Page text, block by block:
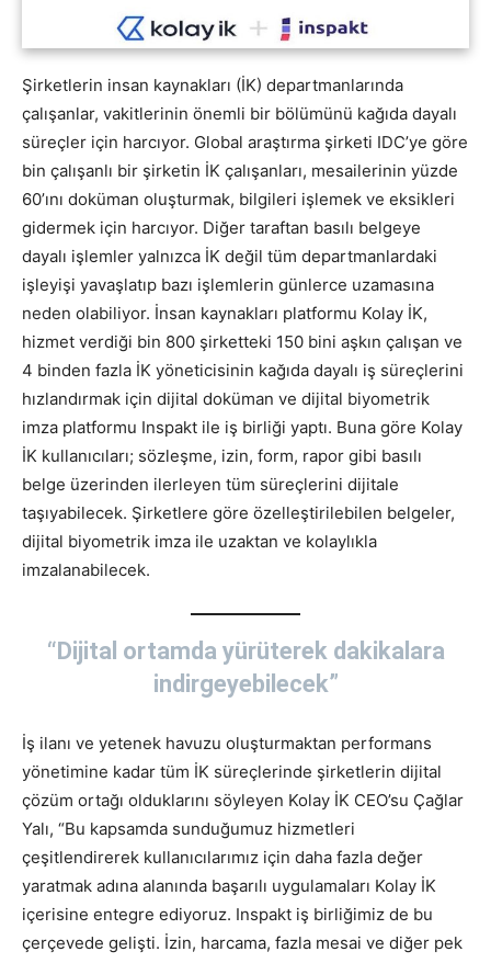
Şirketlerin insan kaynakları (İK) departmanlarında
çalışanlar, vakitlerinin önemli bir bölümünü kağıda dayalı
süreçler için harcıyor. Global araştırma şirketi IDC’ye göre
bin çalışanlı bir şirketin İK çalışanları, mesailerinin yüzde
60’ını doküman oluşturmak, bilgileri işlemek ve eksikleri
gidermek için harcıyor. Diğer taraftan basılı belgeye
dayalı işlemler yalnızca İK değil tüm departmanlardaki
işleyişi yavaşlatıp bazı işlemlerin günlerce uzamasına
neden olabiliyor. İnsan kaynakları platformu Kolay İK,
hizmet verdiği bin 800 şirketteki 150 bini aşkın çalışan ve
4 binden fazla İK yöneticisinin kağıda dayalı iş süreçlerini
hızlandırmak için dijital doküman ve dijital biyometrik
imza platformu Inspakt ile iş birliği yaptı. Buna göre Kolay
İK kullanıcıları; sözleşme, izin, form, rapor gibi basılı
belge üzerinden ilerleyen tüm süreçlerini dijitale
taşıyabilecek. Şirketlere göre özelleştirilebilen belgeler,
dijital biyometrik imza ile uzaktan ve kolaylıkla
imzalanabilecek.
“Dijital ortamda yürüterek dakikalara
indirgeyebilecek”
İş ilanı ve yetenek havuzu oluşturmaktan performans
yönetimine kadar tüm İK süreçlerinde şirketlerin dijital
çözüm ortağı olduklarını söyleyen Kolay İK CEO’su Çağlar
Yalı, “Bu kapsamda sunduğumuz hizmetleri
çeşitlendirerek kullanıcılarımız için daha fazla değer
yaratmak adına alanında başarılı uygulamaları Kolay İK
içerisine entegre ediyoruz. Inspakt iş birliğimiz de bu
çerçevede gelişti. İzin, harcama, fazla mesai ve diğer pek